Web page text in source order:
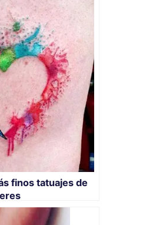
finos tatuajes de